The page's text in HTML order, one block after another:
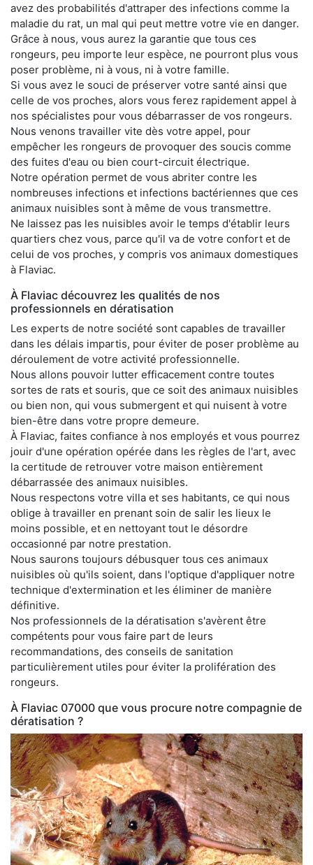
avez des probabilités d'attraper des infections comme la
maladie du rat, un mal qui peut mettre votre vie en danger.
Grâce à nous, vous aurez la garantie que tous ces
rongeurs, peu importe leur espèce, ne pourront plus vous
poser problème, ni à vous, ni à votre famille.
Si vous avez le souci de préserver votre santé ainsi que
celle de vos proches, alors vous ferez rapidement appel à
nos spécialistes pour vous débarrasser de vos rongeurs.
Nous venons travailler vite dès votre appel, pour
empêcher les rongeurs de provoquer des soucis comme
des fuites d'eau ou bien court-circuit électrique.
Notre opération permet de vous abriter contre les
nombreuses infections et infections bactériennes que ces
animaux nuisibles sont à même de vous transmettre.
Ne laissez pas les nuisibles avoir le temps d'établir leurs
quartiers chez vous, parce qu'il va de votre confort et de
celui de vos proches, y compris vos animaux domestiques
à Flaviac.
À Flaviac découvrez les qualités de nos
professionnels en dératisation
Les experts de notre société sont capables de travailler
dans les délais impartis, pour éviter de poser problème au
déroulement de votre activité professionnelle.
Nous allons pouvoir lutter efficacement contre toutes
sortes de rats et souris, que ce soit des animaux nuisibles
ou bien non, qui vous submergent et qui nuisent à votre
bien-être dans votre propre demeure.
À Flaviac, faites confiance à nos employés et vous pourrez
jouir d'une opération opérée dans les règles de l'art, avec
la certitude de retrouver votre maison entièrement
débarrassée des animaux nuisibles.
Nous respectons votre villa et ses habitants, ce qui nous
oblige à travailler en prenant soin de salir les lieux le
moins possible, et en nettoyant tout le désordre
occasionné par notre prestation.
Nous saurons toujours débusquer tous ces animaux
nuisibles où qu'ils soient, dans l'optique d'appliquer notre
technique d'extermination et les éliminer de manière
définitive.
Nos professionnels de la dératisation s'avèrent être
compétents pour vous faire part de leurs
recommandations, des conseils de sanitation
particulièrement utiles pour éviter la prolifération des
rongeurs.
À Flaviac 07000 que vous procure notre compagnie de
dératisation ?